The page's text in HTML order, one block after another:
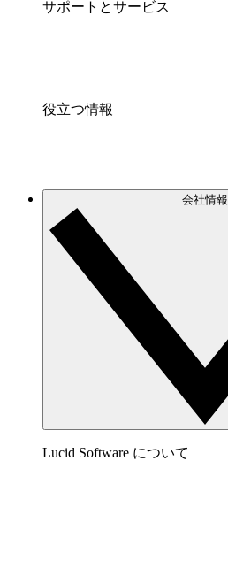
サポートとサービス
役立つ情報
会社情報
Lucid Software について